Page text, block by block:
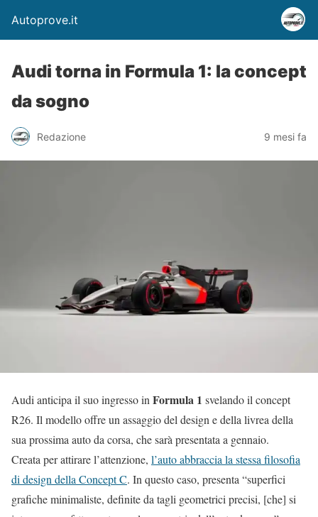
Autoprove.it
Audi torna in Formula 1: la concept
da sogno
Redazione 9 mesi fa
Audi anticipa il suo ingresso in Formula 1 svelando il concept
R26. Il modello offre un assaggio del design e della livrea della
sua prossima auto da corsa, che sarà presentata a gennaio.
Creata per attirare l’attenzione, l’auto abbraccia la stessa filosofia
di design della Concept C. In questo caso, presenta “superfici
grafiche minimaliste, definite da tagli geometrici precisi, [che] si